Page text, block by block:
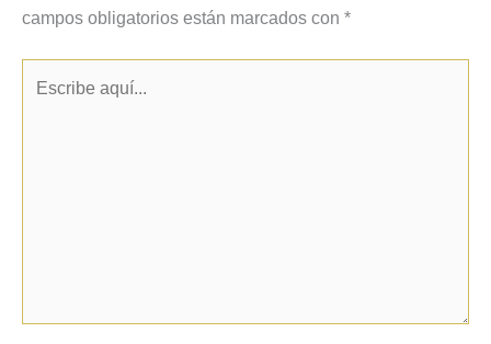
campos obligatorios están marcados con *